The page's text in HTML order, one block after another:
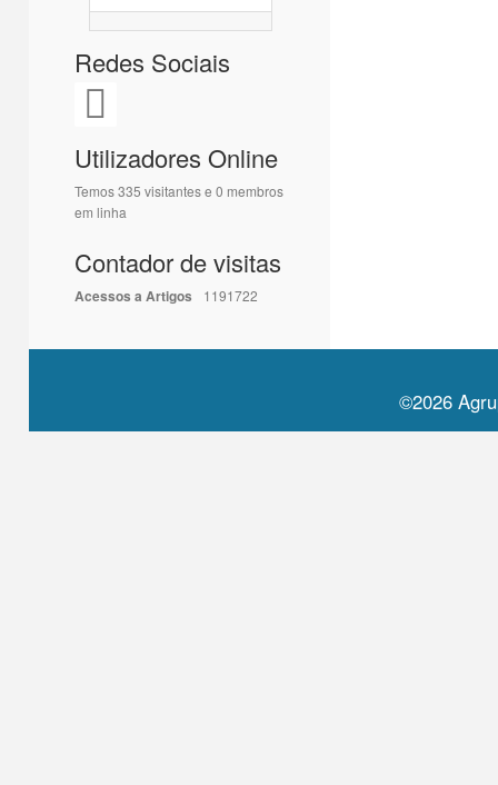
Redes Sociais
Utilizadores Online
Temos 335 visitantes e 0 membros
em linha
Contador de visitas
Acessos a Artigos 1191722
©2026